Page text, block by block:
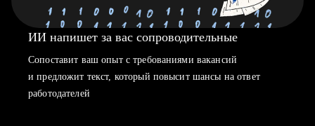
ИИ напишет за вас сопроводительные
Сопоставит ваш опыт с требованиями вакансий
и предложит текст, который повысит шансы на ответ
работодателей